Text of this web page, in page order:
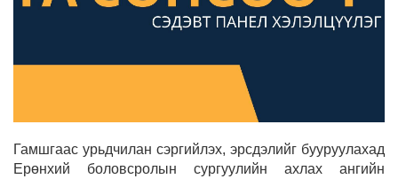
Гамшгаас урьдчилан сэргийлэх, эрсдэлийг бууруулахад
Ерөнхий боловсролын сургуулийн ахлах ангийн